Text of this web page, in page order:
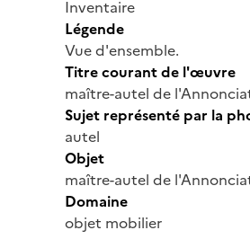
Inventaire
Légende
Vue d'ensemble.
Titre courant de l'œuvre
maître-autel de
Sujet représenté par la
autel
Objet
maître-autel de
Domaine
objet mobilier